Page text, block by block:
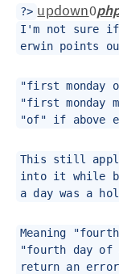
?> updown0
I'm not sure if
erwin points
"first monday
"first monday
"of" if above
This still
into it while
a day was a
Meaning
"fourth day of
return an